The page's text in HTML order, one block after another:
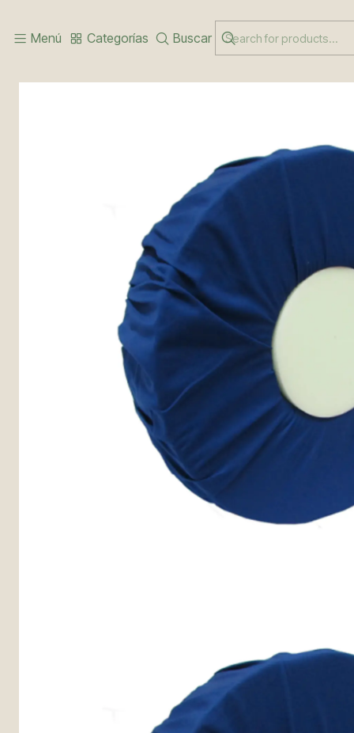
Menú Categorías Buscar
Inicio CUIDADOS DE ESCARAS PICARON PARA ESCARAS DE 10